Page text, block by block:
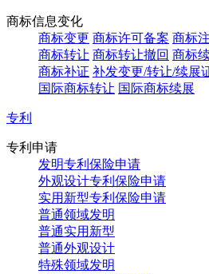
商标信息变化
商标变更 商标许可备案 商标
商标转让 商标转让撤回 商标
商标补证 补发变更/转让/续展
国际商标转让 国际商标续展
专利
专利申请
发明专利保险申请
外观设计专利保险申请
实用新型专利保险申请
普通领域发明
普通实用新型
普通外观设计
特殊领域发明